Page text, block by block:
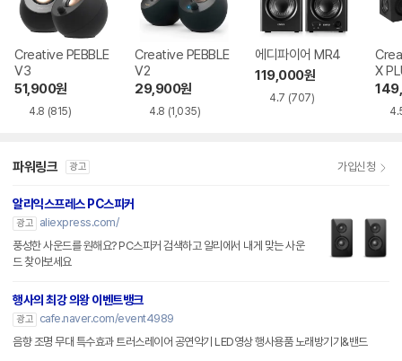
Creative PEBBLE
V3
51,900원
4.8 (815)
Creative PEBBLE
V2
29,900원
4.8 (1,035)
에디파이어 MR4
119,000원
4.7 (707)
X
파워링크 광고 가입신청
알리익스프레스 PC스피커
광고
aliexpress.com/
풍성한 사운드를 원해요? PC스피커 검색하고 알리에서 내게 맞는 사운
드 찾아보세요
행사의 최강 의왕 이벤트뱅크
광고
cafe.naver.com/event4989
음향 조명 무대 특수효과 트러스레이어 공연악기 LED영상 행사용품 노래방기기&밴드